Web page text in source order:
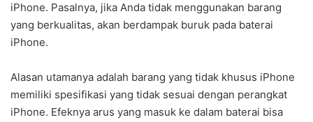
iPhone. Pasalnya, jika Anda tidak menggunakan barang
yang berkualitas, akan berdampak buruk pada baterai
iPhone.
Alasan utamanya adalah barang yang tidak khusus iPhone
memiliki spesifikasi yang tidak sesuai dengan perangkat
iPhone. Efeknya arus yang masuk ke dalam baterai bisa